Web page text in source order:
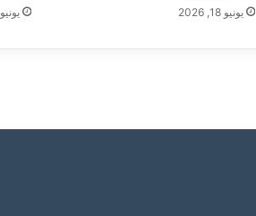
يونيو 18, 2026 يونيو 16, 2026